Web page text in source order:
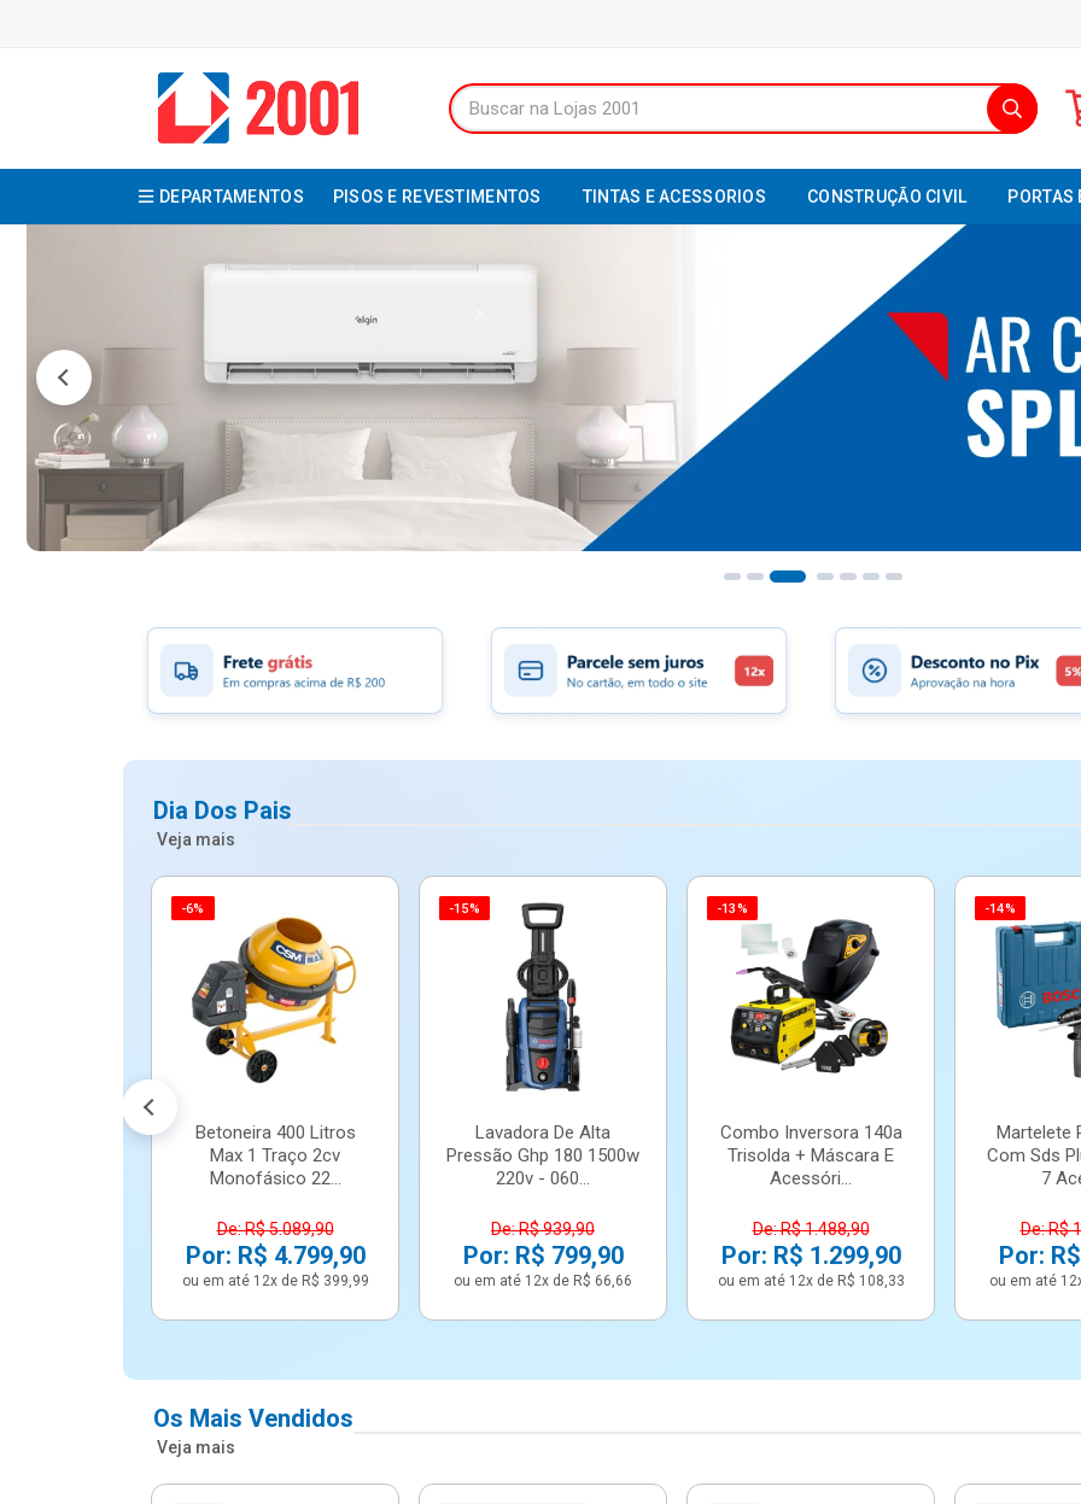
DEPARTAMENTOS PISOS E REVESTIMENTOS TINTAS E ACESSORIOS CONSTRUÇÃO CIVIL PORTAS
Dia Dos Pais
Veja mais
-6%
Betoneira 400 Litros
Max 1 Traço 2cv
Monofásico 22...
De: R$ 5.089,90
Por: R$ 4.799,90
ou em até 12x de R$ 399,99
-15%
Lavadora De Alta
Pressão Ghp 180 1500w
220v - 060...
De: R$ 939,90
Por: R$ 799,90
ou em até 12x de R$ 66,66
-13%
Combo Inversora 140a
Trisolda + Máscara E
Acessóri...
De: R$ 1.488,90
Por: R$ 1.299,90
ou em até 12x de R$ 108,33
-14%
Martelete
Com Sds
7
De: R$
Por:
ou em até
Os Mais Vendidos
Veja mais